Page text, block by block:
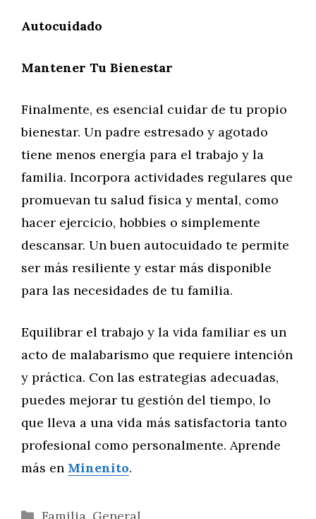
Autocuidado
Mantener Tu Bienestar
Finalmente, es esencial cuidar de tu propio
bienestar. Un padre estresado y agotado
tiene menos energía para el trabajo y la
familia. Incorpora actividades regulares que
promuevan tu salud física y mental, como
hacer ejercicio, hobbies o simplemente
descansar. Un buen autocuidado te permite
ser más resiliente y estar más disponible
para las necesidades de tu familia.
Equilibrar el trabajo y la vida familiar es un
acto de malabarismo que requiere intención
y práctica. Con las estrategias adecuadas,
puedes mejorar tu gestión del tiempo, lo
que lleva a una vida más satisfactoria tanto
profesional como personalmente. Aprende
más en Minenito.
Categorías